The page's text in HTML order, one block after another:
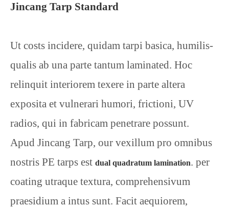
Jincang Tarp Standard
Ut costs incidere, quidam tarpi basica, humilis-
qualis ab una parte tantum laminated. Hoc
relinquit interiorem texere in parte altera
exposita et vulnerari humori, frictioni, UV
radios, qui in fabricam penetrare possunt.
Apud Jincang Tarp, our vexillum pro omnibus
nostris PE tarps est dual quadratum lamination. per
coating utraque textura, comprehensivum
praesidium a intus sunt. Facit aequiorem,